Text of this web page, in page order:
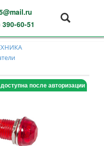
60-51
после авторизации